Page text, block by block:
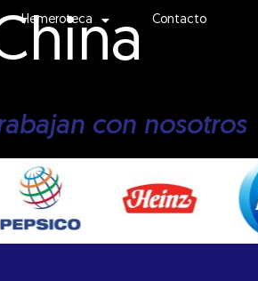
Hemeroteca Contacto
con nosotros